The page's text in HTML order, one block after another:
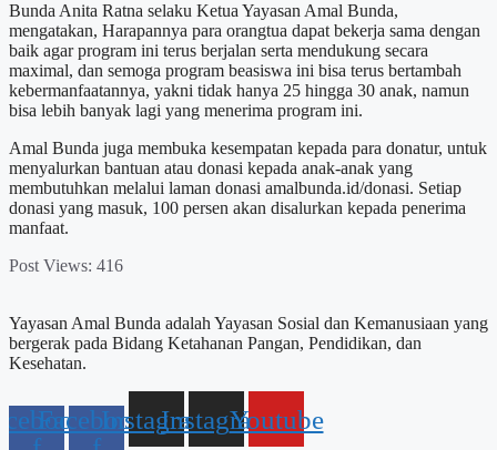
Bunda Anita Ratna selaku Ketua Yayasan Amal Bunda,
mengatakan, Harapannya para orangtua dapat bekerja sama dengan
baik agar program ini terus berjalan serta mendukung secara
maximal, dan semoga program beasiswa ini bisa terus bertambah
kebermanfaatannya, yakni tidak hanya 25 hingga 30 anak, namun
bisa lebih banyak lagi yang menerima program ini.
Amal Bunda juga membuka kesempatan kepada para donatur, untuk
menyalurkan bantuan atau donasi kepada anak-anak yang
membutuhkan melalui laman donasi amalbunda.id/donasi. Setiap
donasi yang masuk, 100 persen akan disalurkan kepada penerima
manfaat.
Post Views: 416
Yayasan Amal Bunda adalah Yayasan Sosial dan Kemanusiaan yang
bergerak pada Bidang Ketahanan Pangan, Pendidikan, dan
Kesehatan.
Facebook-InstagramInstagramYoutube